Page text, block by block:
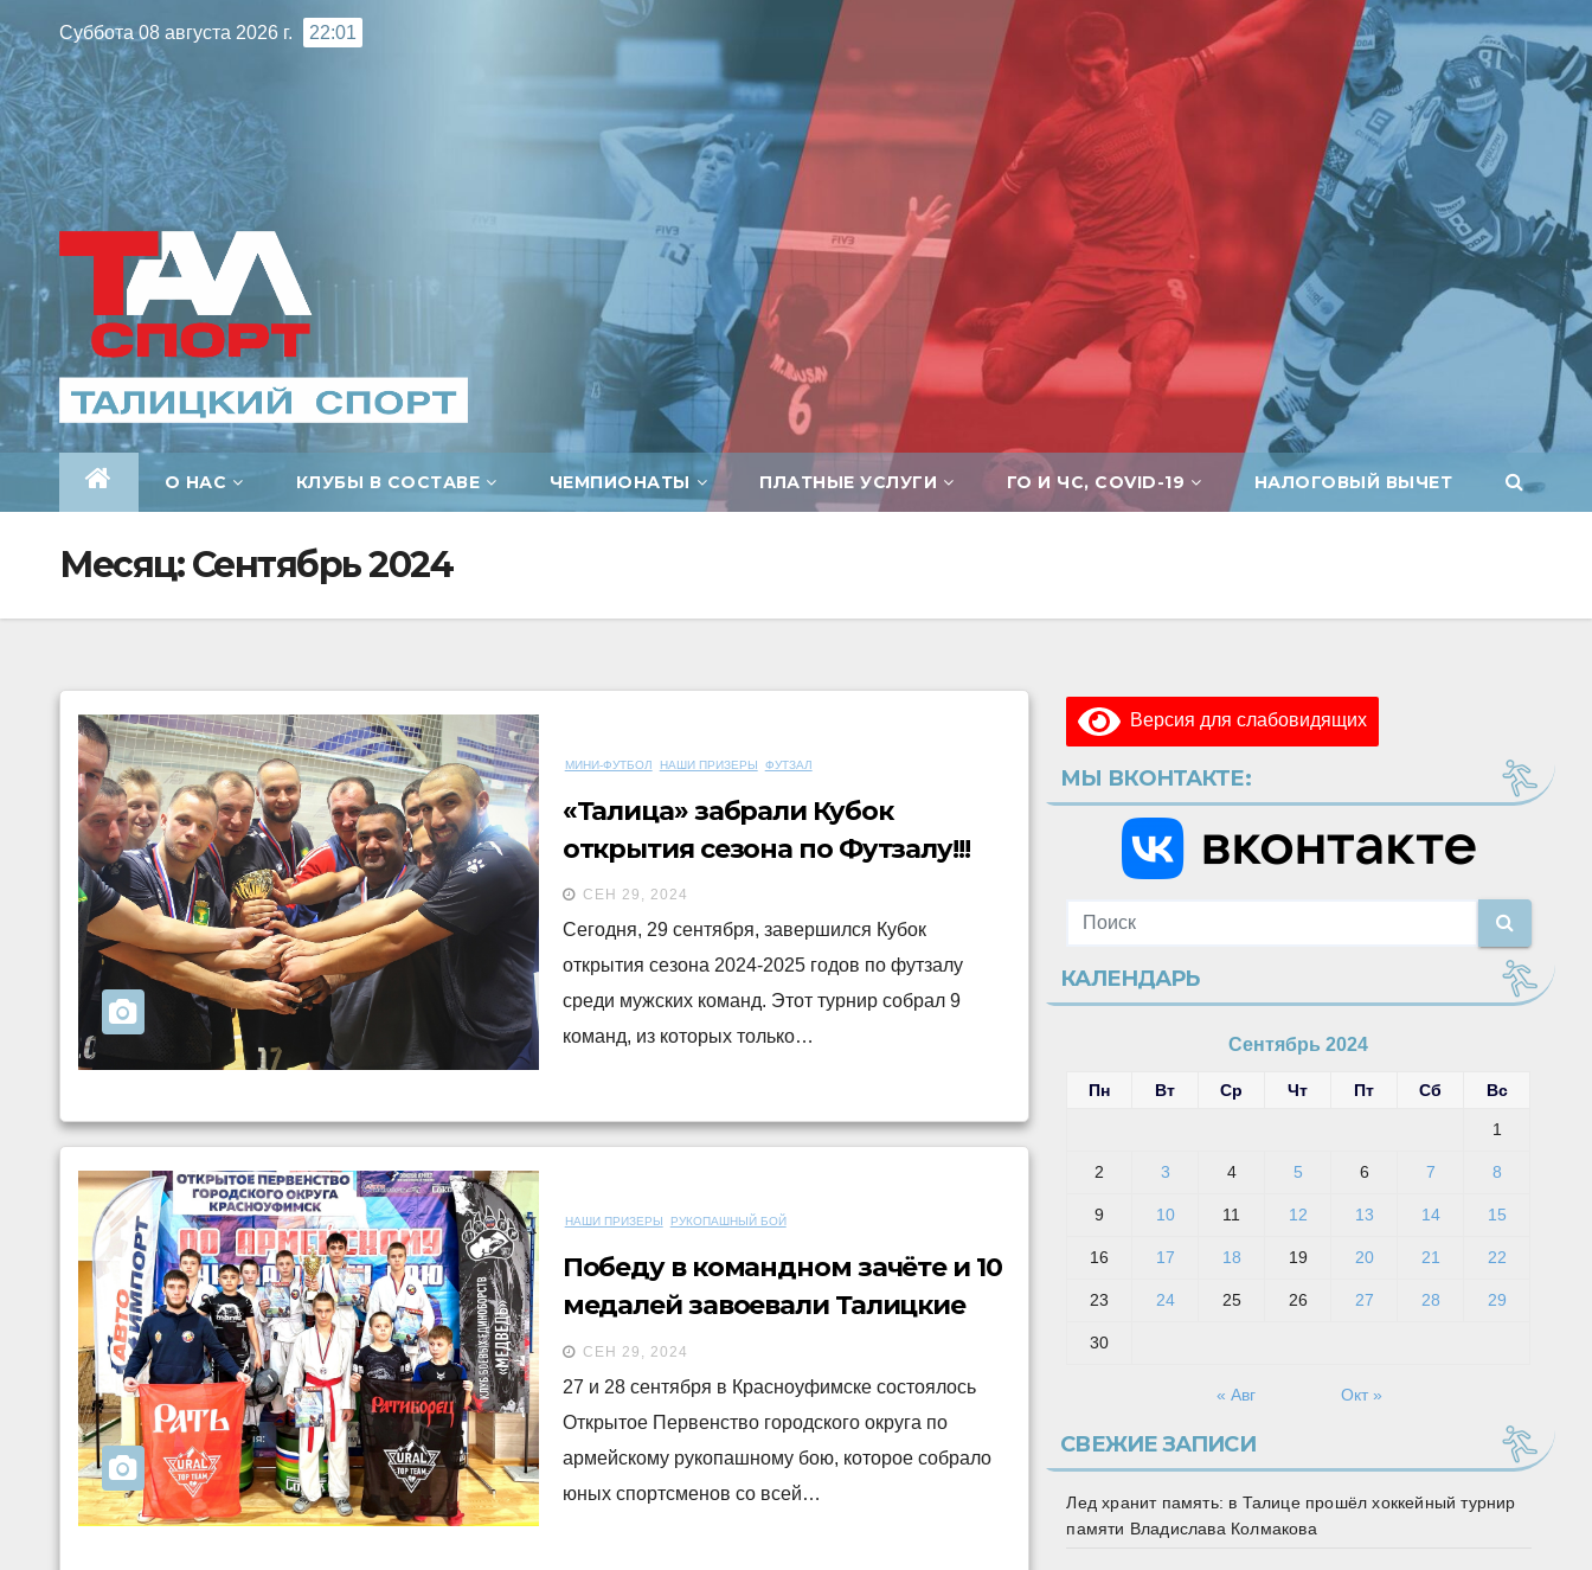
к
содержимому
Суббота 08 августа 2026 г. 22:01
О НАС КЛУБЫ В СОСТАВЕ ЧЕМПИОНАТЫ ПЛАТНЫЕ УСЛУГИ ГО И ЧС, COVID-19 НАЛОГОВЫЙ ВЫЧЕТ
Месяц:Сентябрь 2024
МИНИ-ФУТБОЛ НАШИ ПРИЗЕРЫ ФУТЗАЛ
«Талица» забрали Кубок
открытия сезона по Футзалу!!!
СЕН 29, 2024
Сегодня, 29 сентября, завершился Кубок
открытия сезона 2024-2025 годов по футзалу
среди мужских команд. Этот турнир собрал 9
команд, из которых только…
НАШИ ПРИЗЕРЫ РУКОПАШНЫЙ БОЙ
Победу в командном зачёте и 10
медалей завоевали Талицкие
бойцы на соревнованиях в
Красноуфимске
СЕН 29, 2024
27 и 28 сентября в Красноуфимске состоялось
Открытое Первенство городского округа по
армейскому рукопашному бою, которое собрало
юных спортсменов со всей…
Версия для слабовидящих
МЫ ВКОНТАКТЕ:
КАЛЕНДАРЬ
Сентябрь 2024
Пн Вт Ср Чт Пт Сб Вс
1
2 3 4 5 6 7 8
9 10 11 12 13 14 15
16 17 18 19 20 21 22
23 24 25 26 27 28 29
30
« Авг Окт »
СВЕЖИЕ ЗАПИСИ
Лед хранит память: в Талице прошёл хоккейный турнир
памяти Владислава Колмакова